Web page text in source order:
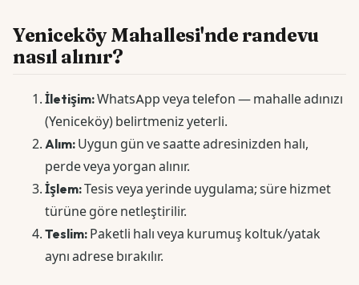
Yeniceköy Mahallesi'nde randevu
nasıl alınır?
İletişim:WhatsApp veya telefon — mahalle adınızı
(Yeniceköy) belirtmeniz yeterli.
Alım: Uygun gün ve saatte adresinizden halı,
perde veya yorgan alınır.
İşlem:Tesis veya yerinde uygulama; süre hizmet
türüne göre netleştirilir.
Teslim: Paketli halı veya kurumuş koltuk/yatak
aynı adrese bırakılır.